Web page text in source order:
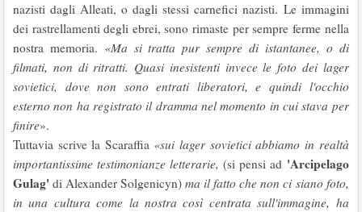
nazisti dagli Alleati, o dagli stessi carnefici nazisti. Le immagini
dei rastrellamenti degli ebrei, sono rimaste per sempre ferme nella
nostra memoria. «Ma si tratta pur sempre di istantanee, o di
filmati, non di ritratti. Quasi inesistenti invece le foto dei lager
sovietici, dove non sono entrati liberatori, e quindi l'occhio
esterno non ha registrato il dramma nel momento in cui stava per
finire».
Tuttavia scrive la Scaraffia «sui lager sovietici abbiamo in realtà
importantissime testimonianze letterarie,(si pensi ad 'Arcipelago
Gulag' di Alexander Solgenicyn)ma il fatto che non ci siano foto,
in una cultura come la nostra così centrata sull'immagine, ha